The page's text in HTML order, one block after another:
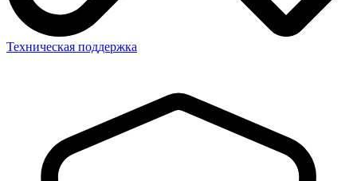
Техническая поддержка